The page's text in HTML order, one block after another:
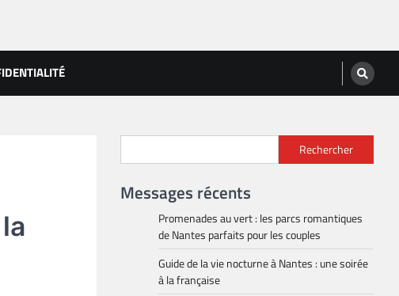
Rechercher
Messages récents
Promenades au vert : les parcs romantiques
de Nantes parfaits pour les couples
Guide de la vie nocturne à Nantes : une soirée
à la française